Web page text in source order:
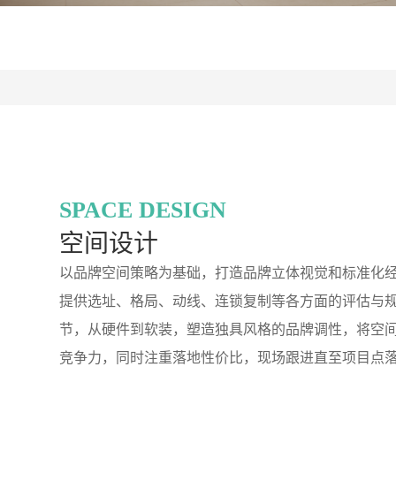
SPACE DESIGN
空间设计
以品牌空间策略为基础，打造品牌立体视觉和标准化
提供选址、格局、动线、连锁复制等各方面的评估与
节，从硬件到软装，塑造独具风格的品牌调性，将空
竞争力，同时注重落地性价比，现场跟进直至项目点